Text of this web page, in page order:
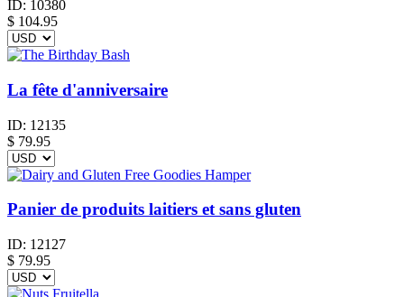
ID: 10380
$ 104.95
La fête d'anniversaire
ID: 12135
$ 79.95
Panier de produits laitiers et sans gluten
ID: 12127
$ 79.95